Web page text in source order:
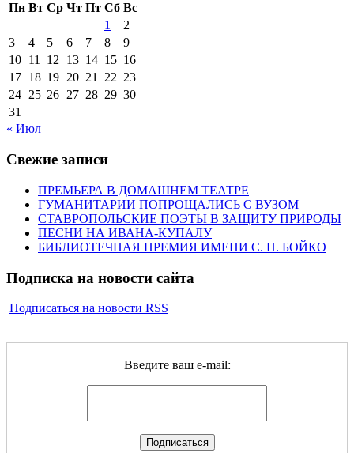
Пн Вт Ср Чт Пт Сб Вс
1
2
3
4 5 6 7 8
9
10 11 12 13 14 15 16
17 18 19 20 21 22 23
24 25 26 27 28 29 30
31
« Июл
Свежие записи
ПРЕМЬЕРА В ДОМАШНЕМ ТЕАТРЕ
ГУМАНИТАРИИ ПОПРОЩАЛИСЬ С ВУЗОМ
СТАВРОПОЛЬСКИЕ ПОЭТЫ В ЗАЩИТУ ПРИРОДЫ
ПЕСНИ НА ИВАНА-КУПАЛУ
БИБЛИОТЕЧНАЯ ПРЕМИЯ ИМЕНИ С. П. БОЙКО
Подписка на новости сайта
Подписаться на новости RSS
Введите ваш e-mail: